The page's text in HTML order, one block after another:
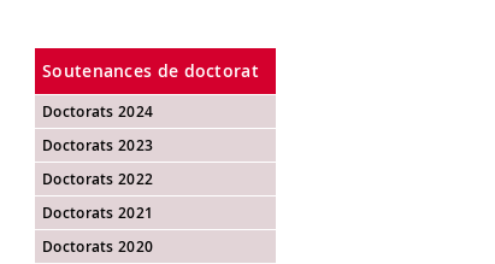
Soutenances de doctorat
Doctorats 2024
Doctorats 2023
Doctorats 2022
Doctorats 2021
Doctorats 2020